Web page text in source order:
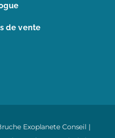
de vente
Exoplanete Conseil |